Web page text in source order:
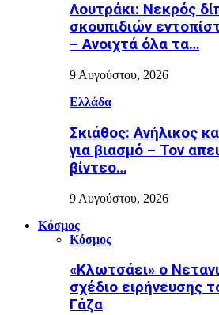
Λουτράκι: Νεκρός
σκουπιδιών
– Ανοιχτά όλα τα…
9 Αυγούστου, 2026
Ελλάδα
Σκιάθος: Ανήλικος
για βιασμό – Τον
βίντεο…
9 Αυγούστου, 2026
Κόσμος
Κόσμος
«Κλωτσάει» ο
σχέδιο ειρήνευσης
Γάζα